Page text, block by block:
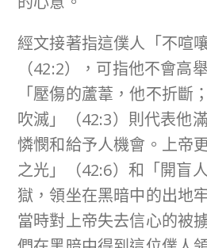
經文接著指這僕人「不喧
（42:2），可指他不會高
「壓傷的蘆葦，他不折斷
吹滅」（42:3）則代表他
憐憫和給予人機會。上帝
之光」（42:6）和「開盲
獄，領坐在黑暗中的出地
當時對上帝失去信心的被